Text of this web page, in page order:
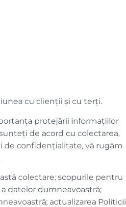
cu clienții și cu terți.
protejării informațiilor
de acord cu colectarea,
de confidențialitate, vă rugăm
colectare; scopurile pentru
datelor dumneavoastră;
actualizarea Politicii